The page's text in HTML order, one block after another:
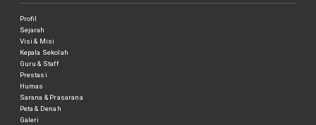
Profil
Sejarah
Visi & Misi
Kepala Sekolah
Guru & Staff
Prestasi
Humas
Sarana & Prasarana
Peta & Denah
Galeri